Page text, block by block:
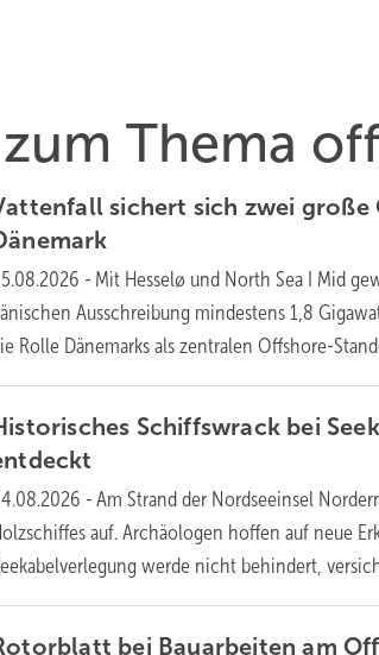
Thema
sichert sich zwei
- Mit Hesselø und North Sea I Mid
Ausschreibung mindestens 1,8
Rolle Dänemarks als zentralen Offshore-
Schiffswrack bei
- Am Strand der Nordseeinsel
auf. Archäologen hoffen auf neue
werde nicht behindert,
bei Bauarbeiten am